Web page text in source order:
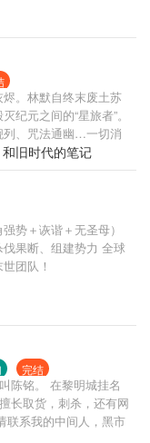
食，是人类的敌人……
世！
对自己的未来有了新
一个伤害过自己的人都
物资开始吧。 “看过
，旁观者不能出手救
为地球生灵的狼。我
”。林默自终末废土苏
纪元之间的“星旅者”。
列、咒法通幽…一切消
。他从寂灭中汲取力
场穿梭于文明坟场的
，独自背负所有遗
旧时代的笔记
势＋诙谐＋无圣母）
果断、组建势力 全球
团队！
完结
陈铭。 在黎明城挂名
长取货，刺杀，还有网
联系我的中间人，黑市